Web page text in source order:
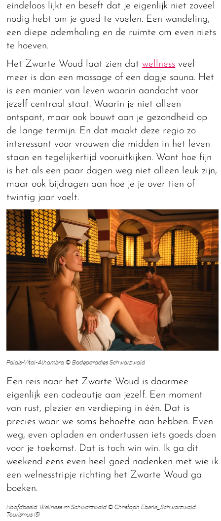
eindeloos lijkt en beseft dat je eigenlijk niet zoveel
nodig hebt om je goed te voelen. Een wandeling,
een diepe ademhaling en de ruimte om even niets
te hoeven.
Het Zwarte Woud laat zien datwellness veel
meer is dan een massage of een dagje sauna. Het
is een manier van leven waarin aandacht voor
jezelf centraal staat. Waarin je niet alleen
ontspant, maar ook bouwt aan je gezondheid op
de lange termijn. En dat maakt deze regio zo
interessant voor vrouwen die midden in het leven
staan en tegelijkertijd vooruitkijken. Want hoe fijn
is het als een paar dagen weg niet alleen leuk zijn,
maar ook bijdragen aan hoe je je over tien of
twintig jaar voelt.
Palais-Vital-Alhambra © Badeparadies Schwarzwald
Een reis naar het Zwarte Woud is daarmee
eigenlijk een cadeautje aan jezelf. Een moment
van rust, plezier en verdieping in één. Dat is
precies waar we soms behoefte aan hebben. Even
weg, even opladen en ondertussen iets goeds doen
voor je toekomst. Dat is toch win win. Ik ga dit
weekend eens even heel goed nadenken met wie ik
een welnesstripje richting het Zwarte Woud ga
boeken.
Hoofdbeeld: Wellness im Schwarzwald © Christoph Eberle_Schwarzwald
Tourismus (5)